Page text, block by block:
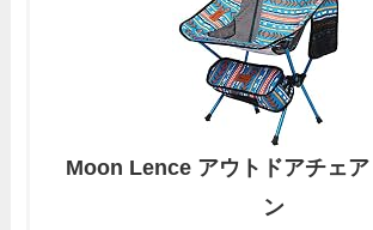
Moon Lence アウトドアチェア
ン